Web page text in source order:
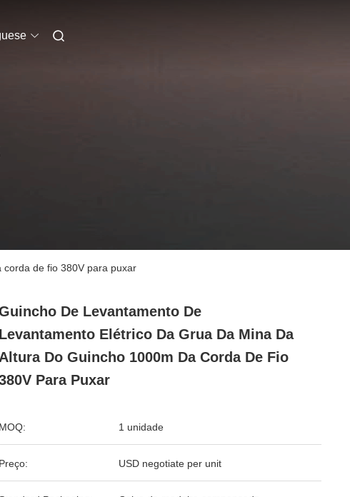
de fio 380V para puxar
De Levantamento De
Levantamento Elétrico Da Grua Da Mina Da
Altura Do Guincho 1000m Da Corda De Fio
Para Puxar
MOQ: 1 unidade
Preço: USD negotiate per unit